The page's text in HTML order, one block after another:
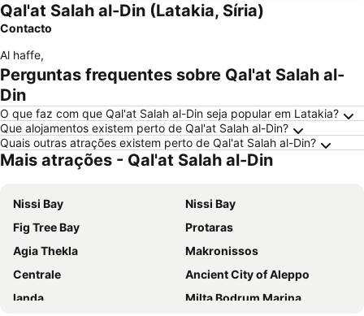
Qal'at Salah al-Din (Latakia, Síria)
Contacto
Al haffe,
Perguntas frequentes sobre Qal'at Salah al-
Din
O que faz com que Qal'at Salah al-Din seja popular em Latakia?
Que alojamentos existem perto de Qal'at Salah al-Din?
Quais outras atrações existem perto de Qal'at Salah al-Din?
Mais atrações - Qal'at Salah al-Din
Nissi Bay
Nissi Bay
Fig Tree Bay
Protaras
Agia Thekla
Makronissos
Centrale
Ancient City of Aleppo
landa
Milta Bodrum Marina